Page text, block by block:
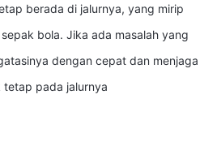
berada di jalurnya, yang mirip
bola. Jika ada masalah yang
dengan cepat dan menjaga
tetap pada jalurnya